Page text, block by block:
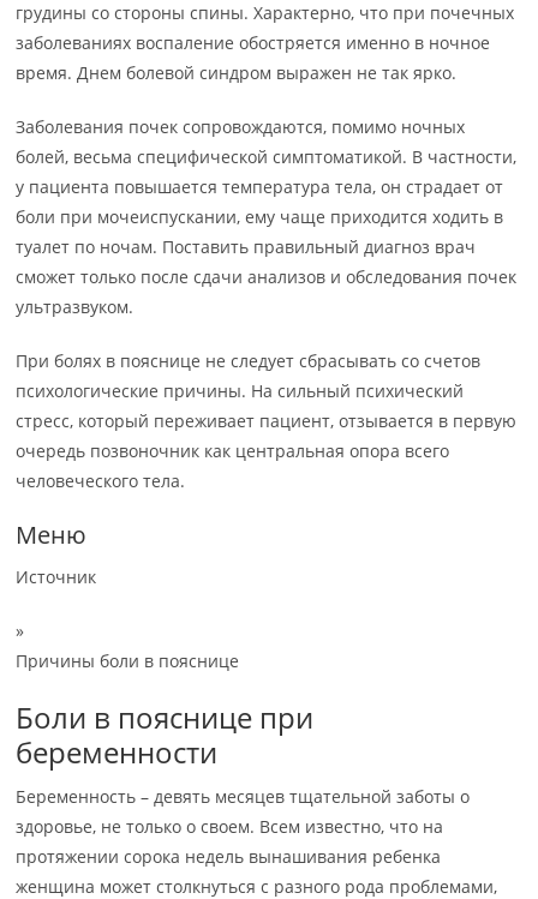
грудины со стороны спины. Характерно, что при почечных
заболеваниях воспаление обостряется именно в ночное
время. Днем болевой синдром выражен не так ярко.
Заболевания почек сопровождаются, помимо ночных
болей, весьма специфической симптоматикой. В частности,
у пациента повышается температура тела, он страдает от
боли при мочеиспускании, ему чаще приходится ходить в
туалет по ночам. Поставить правильный диагноз врач
сможет только после сдачи анализов и обследования почек
ультразвуком.
При болях в пояснице не следует сбрасывать со счетов
психологические причины. На сильный психический
стресс, который переживает пациент, отзывается в первую
очередь позвоночник как центральная опора всего
человеческого тела.
Меню
Источник
»
Причины боли в пояснице
Боли в пояснице при
беременности
Беременность – девять месяцев тщательной заботы о
здоровье, не только о своем. Всем известно, что на
протяжении сорока недель вынашивания ребенка
женщина может столкнуться с разного рода проблемами,